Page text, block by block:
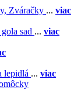
Zváračky ... viac
sad ... viac
lepidlá ... viac